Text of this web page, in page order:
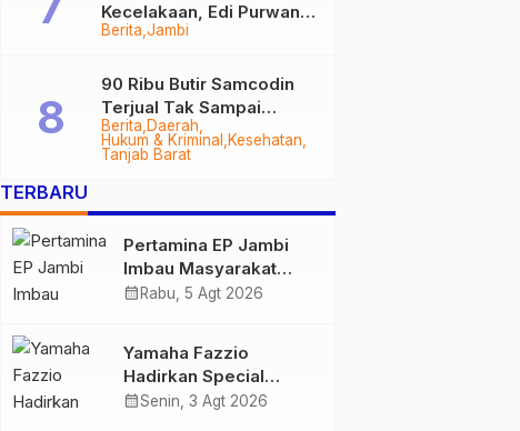
Berita Jambi
Kecelakaan, Edi Purwanto
Targetkan Jalan Lintas
2028
Berita Daerah
Hukum & Kriminal
Kesehatan
Tanjab Barat
90 Ribu Butir Samcodin
Terjual Tak Sampai
Setahun, Indra Safari
Desak Audit Menyeluruh
TERBARU
Pertamina EP Jambi
Imbau Masyarakat
Tidak Beraktivitas di
Bersama
calendar_month Rabu, 5 Agt 2026
Yamaha Fazzio
Hadirkan Special
Edition Sunset Blue,
calendar_monthSenin, 3 Agt 2026